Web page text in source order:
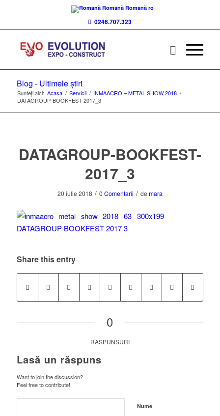
Română Română ro
0246.707.323
Blog - Ultimele știri
Sunteți aici: Acasa / Servicii / INMAACRO – METAL SHOW 2018 /
DATAGROUP-BOOKFEST-2017_3
DATAGROUP-BOOKFEST-
2017_3
20 iulie 2018 / 0 Comentarii / demara
Share this entry
0
RASPUNSURI
Lasă un răspuns
Want to join the discussion?
Feel free to contribute!
Nume